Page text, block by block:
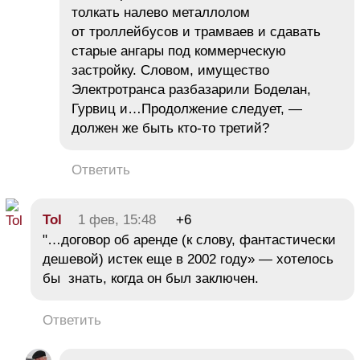
толкать налево металлолом
от троллейбусов и трамваев и сдавать
старые ангары под коммерческую
застройку. Словом, имущество
Электротранса разбазарили Боделан,
Гурвиц и…Продолжение следует, —
должен же быть кто-то третий?
Ответить
Tol 1 фев, 15:48
+6
"…договор об аренде (к слову, фантастически
дешевой) истек еще в 2002 году» — хотелось
бы знать, когда он был заключен.
Ответить